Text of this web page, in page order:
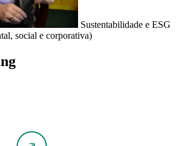
Sustentabilidade e ESG
social e corporativa)